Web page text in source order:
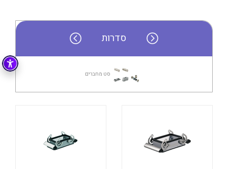
מיתוג, בקרה , ואינסטלציה חשמלית ופעילה ב7 תחומים:
רובוטיקה ואוטומציה תעשייתית
זיווד קופסאות וארונות לחשמל, בקרה ואלקטרוניקה
פתרונות וציוד לסביבה נפיצה EX
מטענים לרכב חשמלי
סדרות
סט מחברים